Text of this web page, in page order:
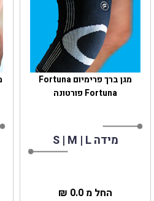
מגן ברך פרימיום Fortuna
Fortuna פורטונה
מידה S | M | L
החל מ 0.0 ₪